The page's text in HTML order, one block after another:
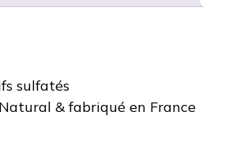
sulfatés
& fabriqué en France